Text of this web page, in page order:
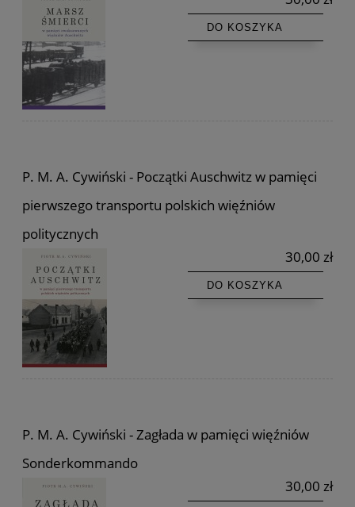
DO KOSZYKA
P. M. A. Cywiński - Początki Auschwitz w pamięci
pierwszego transportu polskich więźniów
politycznych
30,00 zł
DO KOSZYKA
P. M. A. Cywiński - Zagłada w pamięci więźniów
Sonderkommando
30,00 zł